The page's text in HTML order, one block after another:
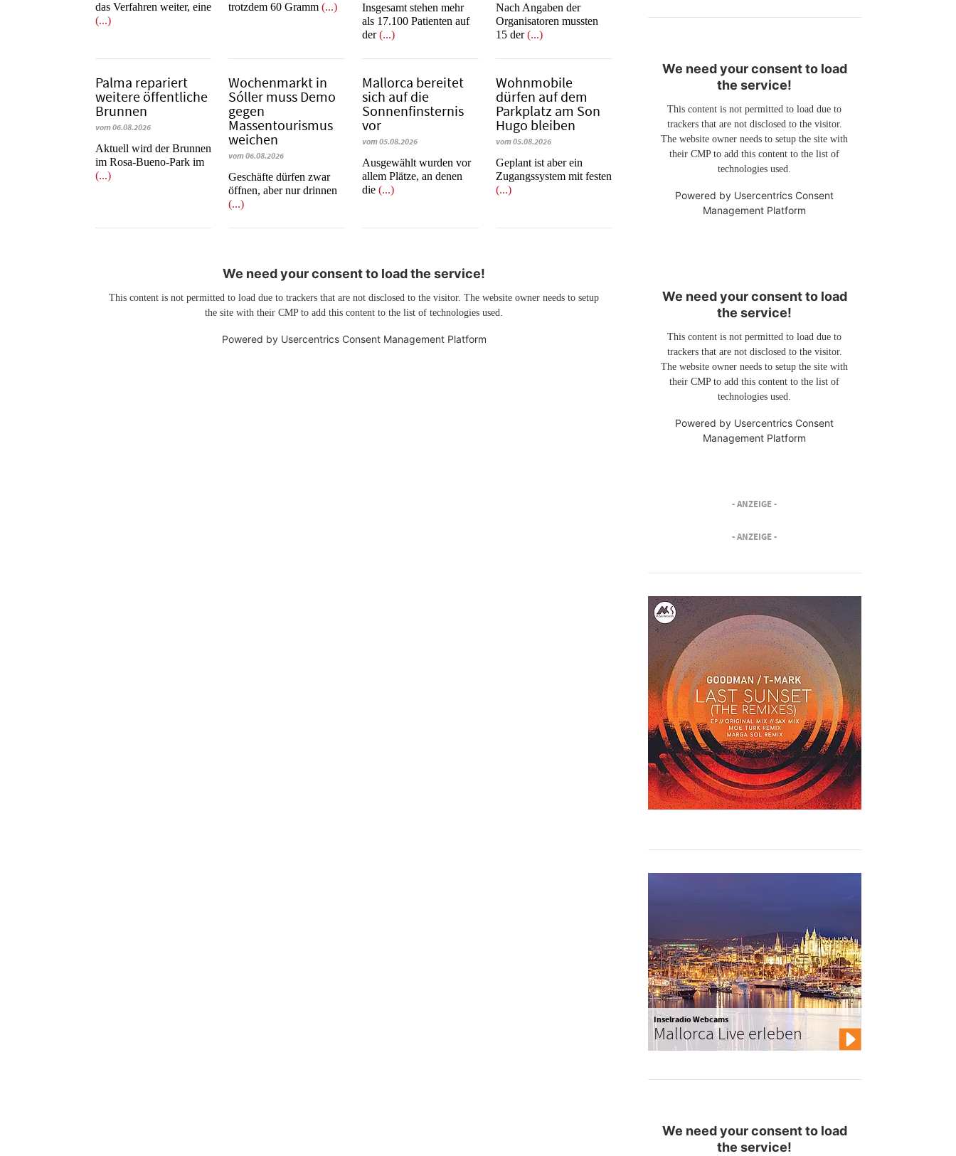
das Verfahren weiter, eine
(...)
trotzdem 60 Gramm(...)
Insgesamt stehen mehr
als 17.100 Patienten auf
der(...)
Nach Angaben der
Organisatoren mussten
15 der(...)
Palma repariert
weitere öffentliche
Brunnen
vom 06.08.2026
Aktuell wird der Brunnen
im Rosa-Bueno-Park im
(...)
Wochenmarkt in
Sóller muss Demo
gegen
Massentourismus
weichen
vom 06.08.2026
Geschäfte dürfen zwar
öffnen, aber nur drinnen
(...)
Mallorca bereitet
sich auf die
Sonnenfinsternis
vor
vom 05.08.2026
Ausgewählt wurden vor
allem Plätze, an denen
die(...)
Wohnmobile
dürfen auf dem
Parkplatz am Son
Hugo bleiben
vom 05.08.2026
Geplant ist aber ein
Zugangssystem mit festen
(...)
We need your consent to load the service!
This content is not permitted to load due to trackers that are not disclosed to the visitor. The website owner needs to setup
the site with their CMP to add this content to the list of technologies used.
Powered by Usercentrics Consent Management Platform
We need your consent to load
the service!
This content is not permitted to load due to
trackers that are not disclosed to the visitor.
The website owner needs to setup the site with
their CMP to add this content to the list of
technologies used.
Powered by Usercentrics Consent
Management Platform
We need your consent to load
the service!
This content is not permitted to load due to
trackers that are not disclosed to the visitor.
The website owner needs to setup the site with
their CMP to add this content to the list of
technologies used.
Powered by Usercentrics Consent
Management Platform
- ANZEIGE -
- ANZEIGE -
Inselradio Webcams
Mallorca Live erleben
We need your consent to load
the service!